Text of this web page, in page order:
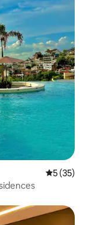
5 av 5 i
5 (35)